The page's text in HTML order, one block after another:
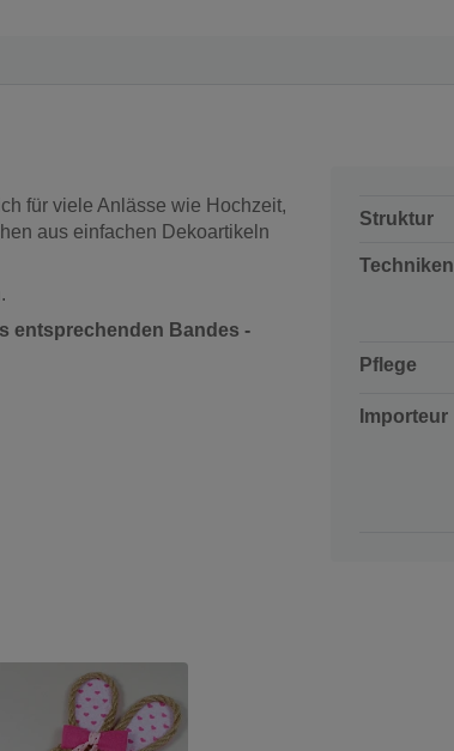
für viele Anlässe wie Hochzeit,
aus einfachen Dekoartikeln
entsprechenden Bandes -
Struktur
Techniken
Pflege
Importeur